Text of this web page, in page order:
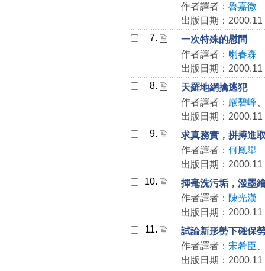
作者譯者： 魯嘉微
出版日期：2000.11
7.
一次特殊的慰問
作者譯者： 喇春森
出版日期：2000.11
8.
天羅地網擒逃犯
作者譯者： 嚴碧峰
出版日期：2000.11
9.
求真務實，拼搏進
作者譯者： 何鳳舉
出版日期：2000.11
10.
揮毫洗污垢，潑墨
作者譯者： 陳光漢
出版日期：2000.11
11.
試論新形勢下確保
作者譯者： 宋希臣
出版日期：2000.11